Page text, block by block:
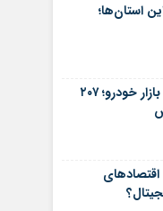
استان‌ها؛
تداوم سقوط قیمت در بازار خودرو؛ ۲۰۷